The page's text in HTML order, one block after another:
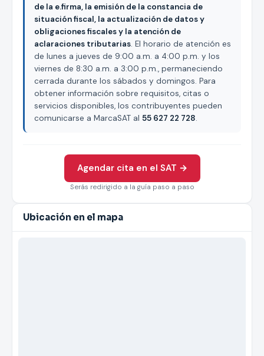
de la e.firma, la emisión de la constancia de
situación fiscal, la actualización de datos y
obligaciones fiscales y la atención de
aclaraciones tributarias. El horario de atención es
de lunes a jueves de 9:00 a.m. a 4:00 p.m. y los
viernes de 8:30 a.m. a 3:00 p.m., permaneciendo
cerrada durante los sábados y domingos. Para
obtener información sobre requisitos, citas o
servicios disponibles, los contribuyentes pueden
comunicarse a MarcaSAT al 55 627 22 728.
Agendar cita en el SAT →
Serás redirigido a la guía paso a paso
Ubicación en el mapa